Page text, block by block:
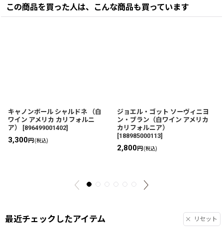
この商品を買った人は、こんな商品も買っています
キャノンボール シャルドネ （白
ワイン アメリカ カリフォルニ
ア）
[896499001402]
3,300円 (税込)
ジョエル・ゴット ソーヴィニヨ
ン・ブラン（白ワイン アメリカ
カリフォルニア）
[188985000113]
2,800円 (税込)
最近チェックしたアイテム リセット